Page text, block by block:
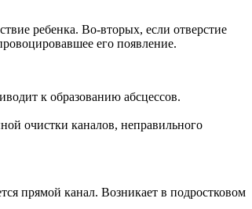
ребенка. Во-вторых, если отверстие
его появление.
к образованию абсцессов.
очистки каналов, неправильного
прямой канал. Возникает в подростковом